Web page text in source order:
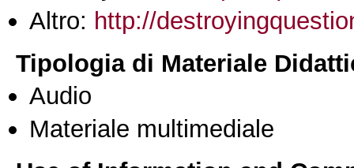
Altro: http://
Tipologia di Materiale
Audio
Materiale multimediale